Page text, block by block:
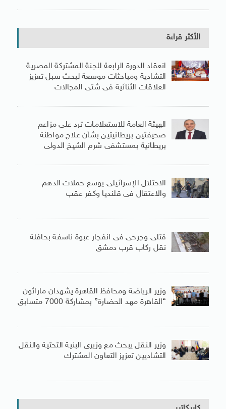
الأكثر قراءة
انعقاد الدورة الرابعة للجنة المشتركة المصرية
التشادية ومباحثات موسعة لبحث سبل تعزيز
العلاقات الثنائية فى شتى المجالات
الهيئة العامة للاستعلامات ترد على مزاعم
صحيفتين بريطانيتين بشأن علاج مواطنة
بريطانية بمستشفى شرم الشيخ الدولى
الاحتلال الإسرائيلى يوسع حملات الدهم
والاعتقال فى قلنديا وكفر عقب
قتلى وجرحى فى انفجار عبوة ناسفة بحافلة
نقل ركاب قرب دمشق
وزير الرياضة ومحافظ القاهرة يشهدان ماراثون
“القاهرة مهد الحضارة” بمشاركة 7000 متسابق
وزير النقل يبحث مع وزيرى البنية التحتية والنقل
التشاديين تعزيز التعاون المشترك